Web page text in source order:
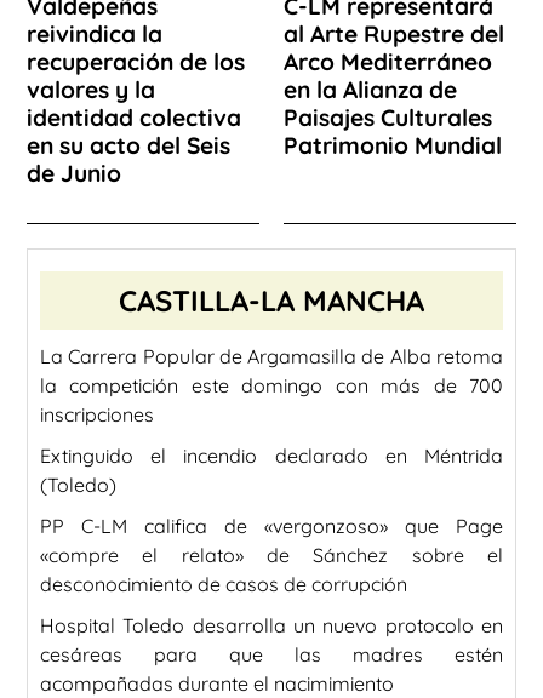
Valdepeñas
reivindica la
recuperación de los
valores y la
identidad colectiva
en su acto del Seis
de Junio
C-LM representará
al Arte Rupestre del
Arco Mediterráneo
en la Alianza de
Paisajes Culturales
Patrimonio Mundial
CASTILLA-LA MANCHA
La Carrera Popular de Argamasilla de Alba retoma
la competición este domingo con más de 700
inscripciones
Extinguido el incendio declarado en Méntrida
(Toledo)
PP C-LM califica de «vergonzoso» que Page
«compre el relato» de Sánchez sobre el
desconocimiento de casos de corrupción
Hospital Toledo desarrolla un nuevo protocolo en
cesáreas para que las madres estén
acompañadas durante el nacimimiento